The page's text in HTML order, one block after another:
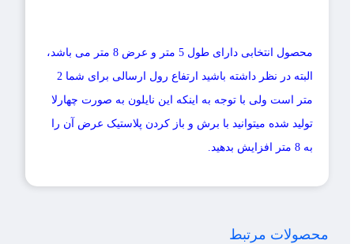
محصول انتخابی دارای طول 5 متر و عرض 8 متر می باشد،
البته در نظر داشته باشید ارتفاع رول ارسالی برای شما 2
متر است ولی با توجه به اینکه این نایلون به صورت چهارلا
تولید شده میتوانید با برش و باز کردن پلاستیک عرض آن را
به 8 متر افزایش بدهید.
محصولات مرتبط